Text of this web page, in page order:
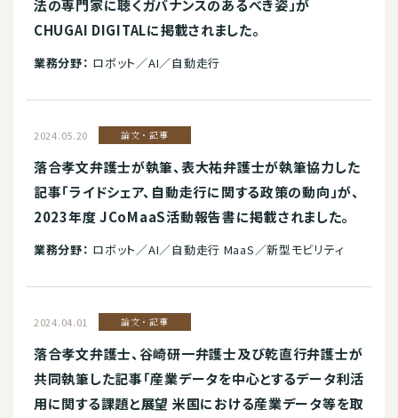
法の専門家に聴くガバナンスのあるべき姿」が
CHUGAI DIGITALに掲載されました。
業務分野： ロボット／AI／自動走行
2024.05.20 論文・記事
落合孝文弁護士が執筆、表大祐弁護士が執筆協力した
記事「ライドシェア、自動走行に関する政策の動向」が、
2023年度 JCoMaaS活動報告書に掲載されました。
業務分野： ロボット／AI／自動走行 MaaS／新型モビリティ
2024.04.01 論文・記事
落合孝文弁護士、谷崎研一弁護士及び乾直行弁護士が
共同執筆した記事「産業データを中心とするデータ利活
用に関する課題と展望 米国における産業データ等を取